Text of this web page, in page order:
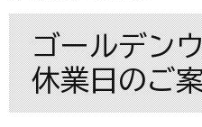
ゴールデン
休業日のご